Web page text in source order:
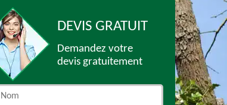
DEVIS GRATUIT
Demandez votre
devis gratuitement